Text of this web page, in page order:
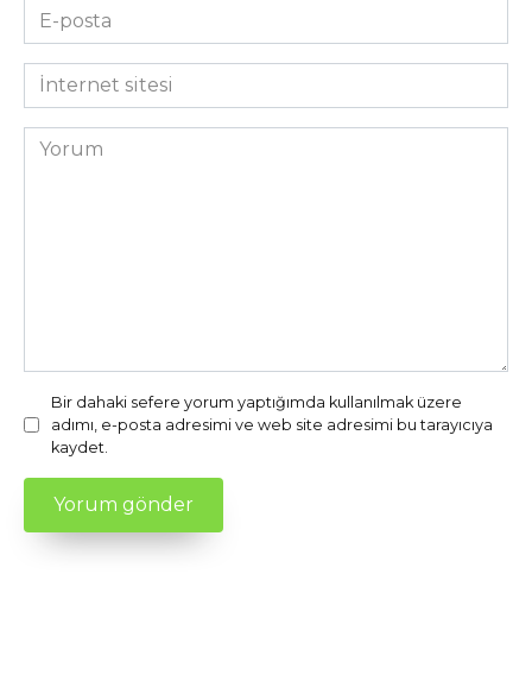
E-
posta
*İnternet
sitesi
Yorum
Bir dahaki sefere yorum yaptığımda kullanılmak üzere
adımı, e-posta adresimi ve web site adresimi bu tarayıcıya
kaydet.